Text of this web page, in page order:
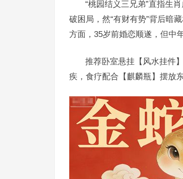
“桃园结义三兄弟”直指生
破困局，然“有财有势”背后暗
方面，35岁前婚恋顺遂，但中
推荐卧室悬挂【风水挂件
疾，食疗配合【麒麟瓶】摆放